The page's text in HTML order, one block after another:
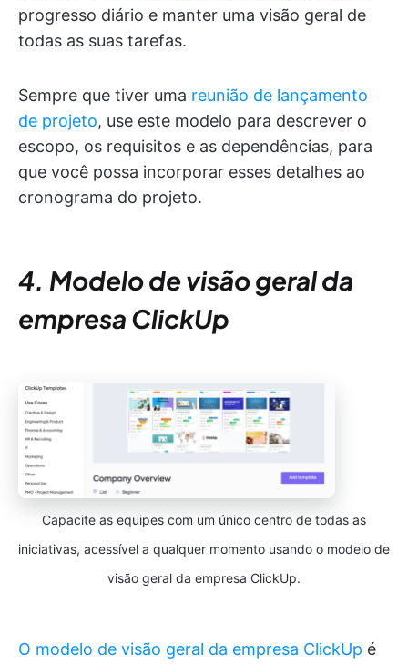
progresso diário e manter uma visão geral de
todas as suas tarefas.
Sempre que tiver uma reunião de lançamento
de projeto, use este modelo para descrever o
escopo, os requisitos e as dependências, para
que você possa incorporar esses detalhes ao
cronograma do projeto.
4. Modelo de visão geral da
empresa ClickUp
Capacite as equipes com um único centro de todas as
iniciativas, acessível a qualquer momento usando o modelo de
visão geral da empresa ClickUp.
O modelo de visão geral da empresa ClickUp é